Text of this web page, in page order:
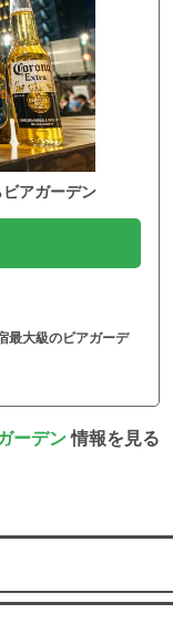
アガーデン
最大級のビアガーデ
ーデン情報を見る